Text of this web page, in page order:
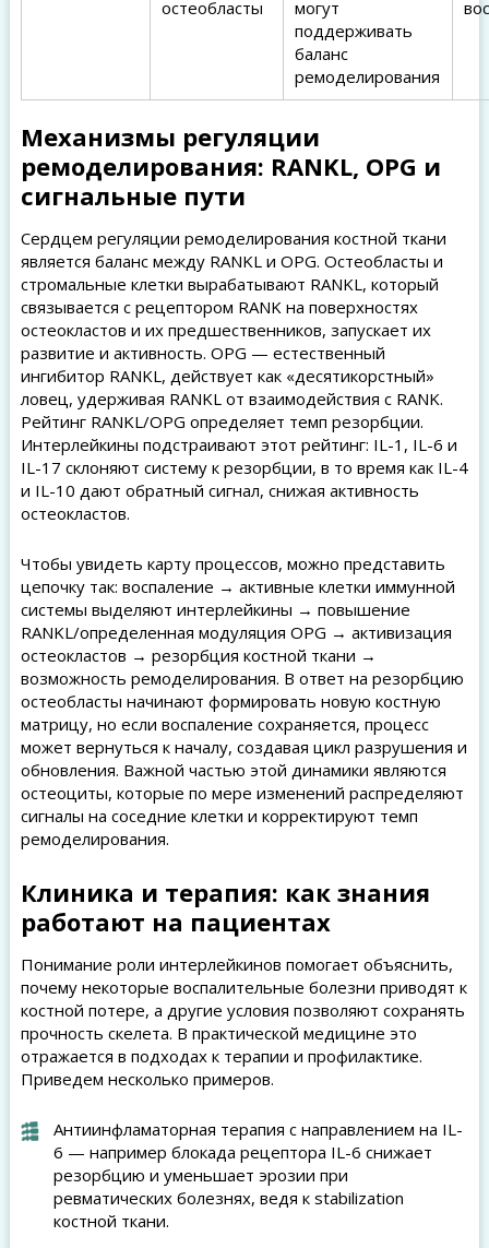
остеобласты
могут
поддерживать
баланс
ремоделирования
Механизмы регуляции
ремоделирования: RANKL, OPG и
сигнальные пути
Сердцем регуляции ремоделирования костной ткани
является баланс между RANKL и OPG. Остеобласты и
стромальные клетки вырабатывают RANKL, который
связывается с рецептором RANK на поверхностях
остеокластов и их предшественников, запускает их
развитие и активность. OPG — естественный
ингибитор RANKL, действует как «десятикорстный»
ловец, удерживая RANKL от взаимодействия с RANK.
Рейтинг RANKL/OPG определяет темп резорбции.
Интерлейкины подстраивают этот рейтинг: IL-1, IL-6 и
IL-17 склоняют систему к резорбции, в то время как IL-4
и IL-10 дают обратный сигнал, снижая активность
остеокластов.
Чтобы увидеть карту процессов, можно представить
цепочку так: воспаление → активные клетки иммунной
системы выделяют интерлейкины → повышение
RANKL/определенная модуляция OPG → активизация
остеокластов → резорбция костной ткани →
возможность ремоделирования. В ответ на резорбцию
остеобласты начинают формировать новую костную
матрицу, но если воспаление сохраняется, процесс
может вернуться к началу, создавая цикл разрушения и
обновления. Важной частью этой динамики являются
остеоциты, которые по мере изменений распределяют
сигналы на соседние клетки и корректируют темп
ремоделирования.
Клиника и терапия: как знания
работают на пациентах
Понимание роли интерлейкинов помогает объяснить,
почему некоторые воспалительные болезни приводят к
костной потере, а другие условия позволяют сохранять
прочность скелета. В практической медицине это
отражается в подходах к терапии и профилактике.
Приведем несколько примеров.
Антиинфламаторная терапия с направлением на IL-
6 — например блокада рецептора IL-6 снижает
резорбцию и уменьшает эрозии при
ревматических болезнях, ведя к stabilization
костной ткани.